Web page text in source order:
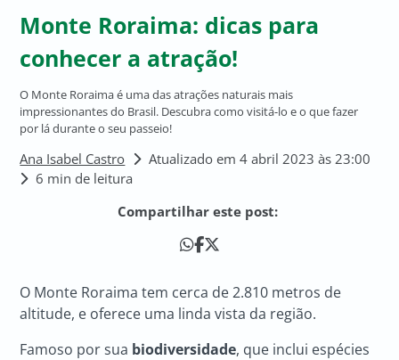
Monte Roraima: dicas para
conhecer a atração!
O Monte Roraima é uma das atrações naturais mais
impressionantes do Brasil. Descubra como visitá-lo e o que fazer
por lá durante o seu passeio!
Ana Isabel Castro
Atualizado em 4 abril 2023 às 23:00
6 min de leitura
Compartilhar este post:
O Monte Roraima tem cerca de 2.810 metros de
altitude, e oferece uma linda vista da região.
Famoso por sua biodiversidade, que inclui espécies